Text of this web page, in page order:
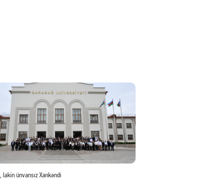
lakin ünvansız Xankəndi